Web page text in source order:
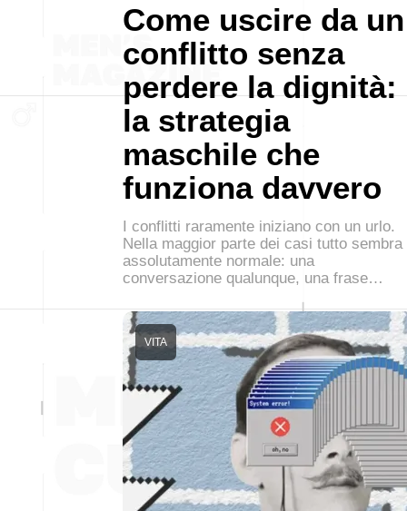
Come uscire da un
conflitto senza
perdere la dignità:
la strategia
maschile che
funziona davvero
I conflitti raramente iniziano con un urlo.
Nella maggior parte dei casi tutto sembra
assolutamente normale: una
conversazione qualunque, una frase…
VITA